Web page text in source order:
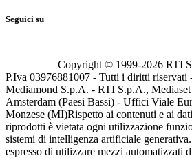
Seguici su
Copyright © 1999-2026 RTI
P.Iva 03976881007 - Tutti i diritti riservati
Mediamond S.p.A. - RTI S.p.A., Mediaset
Amsterdam (Paesi Bassi) - Uffici Viale
Monzese (MI)Rispetto ai contenuti e ai
riprodotti è vietata ogni utilizzazione
sistemi di intelligenza artificiale
espresso di utilizzare mezzi automatizzati